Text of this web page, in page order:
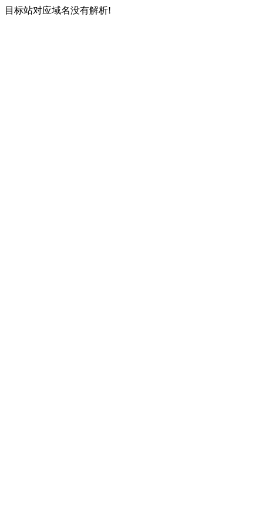
目标站对应域名没有解析!